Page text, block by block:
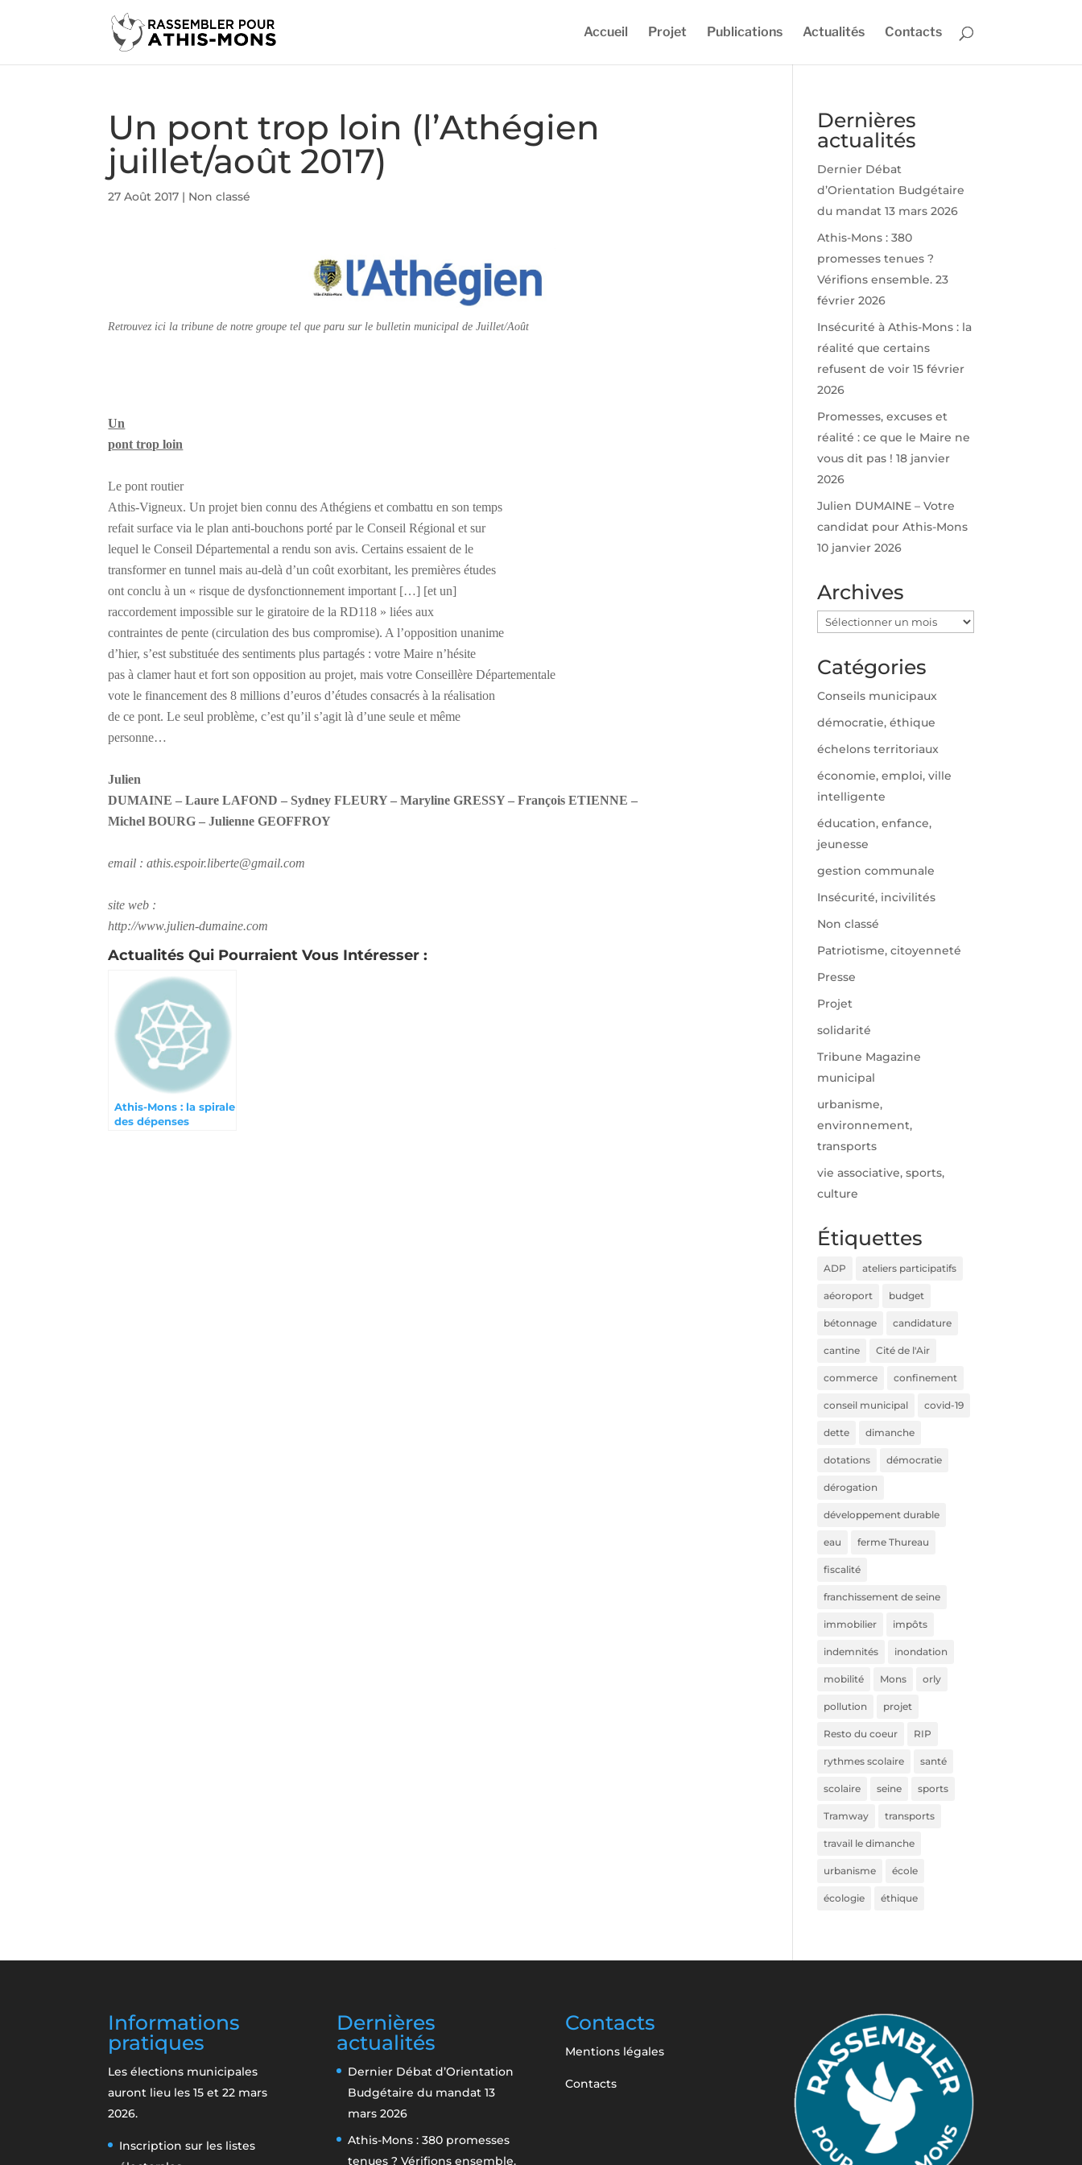
Accueil Projet Publications Actualités Contacts
Un pont trop loin (l’Athégien
juillet/août 2017)
27 Août 2017 | Non classé
Retrouvez ici la tribune de notre groupe tel que paru sur le bulletin municipal de Juillet/Août
Un
pont trop loin
Le pont routier
Athis-Vigneux. Un projet bien connu des Athégiens et combattu en son temps
refait surface via le plan anti-bouchons porté par le Conseil Régional et sur
lequel le Conseil Départemental a rendu son avis. Certains essaient de le
transformer en tunnel mais au-delà d’un coût exorbitant, les premières études
ont conclu à un « risque de dysfonctionnement important […] [et un]
raccordement impossible sur le giratoire de la RD118 » liées aux
contraintes de pente (circulation des bus compromise). A l’opposition unanime
d’hier, s’est substituée des sentiments plus partagés : votre Maire n’hésite
pas à clamer haut et fort son opposition au projet, mais votre Conseillère Départementale
vote le financement des 8 millions d’euros d’études consacrés à la réalisation
de ce pont. Le seul problème, c’est qu’il s’agit là d’une seule et même
personne…
Julien
DUMAINE – Laure LAFOND – Sydney FLEURY – Maryline GRESSY – François ETIENNE –
Michel BOURG – Julienne GEOFFROY
email : athis.espoir.liberte@gmail.com
site web :
http://www.julien-dumaine.com
Actualités Qui Pourraient Vous Intéresser :
Athis-Mons : la spirale
des dépenses
Dernières
actualités
Dernier Débat
d’Orientation Budgétaire
du mandat 13 mars 2026
Athis-Mons : 380
promesses tenues ?
Vérifions ensemble. 23
février 2026
Insécurité à Athis-Mons : la
réalité que certains
refusent de voir 15 février
2026
Promesses, excuses et
réalité : ce que le Maire ne
vous dit pas ! 18 janvier
2026
Julien DUMAINE – Votre
candidat pour Athis-Mons
10 janvier 2026
Archives
Archives
Catégories
Conseils municipaux
démocratie, éthique
échelons territoriaux
économie, emploi, ville
intelligente
éducation, enfance,
jeunesse
gestion communale
Insécurité, incivilités
Non classé
Patriotisme, citoyenneté
Presse
Projet
solidarité
Tribune Magazine
municipal
urbanisme,
environnement,
transports
vie associative, sports,
culture
Étiquettes
ADP ateliers participatifs
aéoroport budget
bétonnage candidature
cantine Cité de l'Air
commerce confinement
conseil municipal covid-19
dette dimanche
dotations démocratie
dérogation
développement durable
eau ferme Thureau
fiscalité
franchissement de seine
immobilier impôts
indemnités inondation
mobilité Mons orly
pollution projet
Resto du coeur RIP
rythmes scolaire santé
scolaire seine sports
Tramway transports
travail le dimanche
urbanisme école
écologie éthique
Informations
pratiques
Les élections municipales
auront lieu les 15 et 22 mars
2026.
Inscription sur les listes
Dernières
actualités
Dernier Débat d’Orientation
Budgétaire du mandat 13
mars 2026
Athis-Mons : 380 promesses
tenues ? Vérifions ensemble.
Contacts
Mentions légales
Contacts